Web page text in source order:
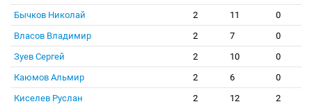
Бычков Николай
2 11
0
Власов Владимир
2 7
0
Зуев Сергей
2 10
0
Каюмов Альмир
2 6
0
Киселев Руслан
2 12
2